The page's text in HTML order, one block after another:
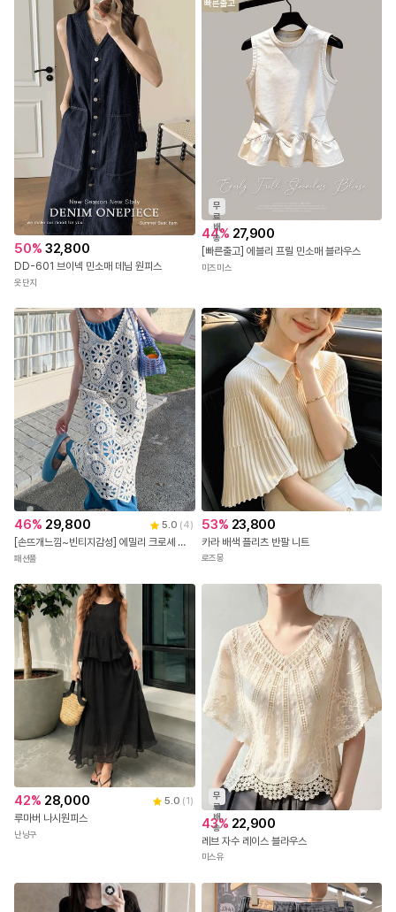
50% 32,800
DD-601 브이넥 민소매 데님 원피스
옷단지
무
료
배
송
44% 27,900
[빠른출고] 에블리 프릴 민소매 블라우스
미즈미스
46% 29,800 5.0 (4)
[손뜨개느낌~빈티지감성] 에밀리 크로셰 뷔스티에 원피스
패션풀
53% 23,800
카라 배색 플리츠 반팔 니트
로즈몽
42% 28,000 5.0 (1 )
루마버 나시원피스
난닝구
무
료
배
송
43% 22,900
레브 자수 레이스 블라우스
미스유